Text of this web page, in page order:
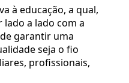
à educação, a qual,
lado a lado com a
garantir uma
seja o fio
profissionais,